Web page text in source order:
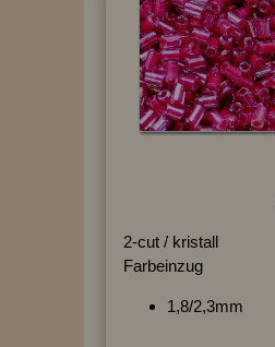
2-cut / kristall
Farbeinzug
1,8/2,3mm